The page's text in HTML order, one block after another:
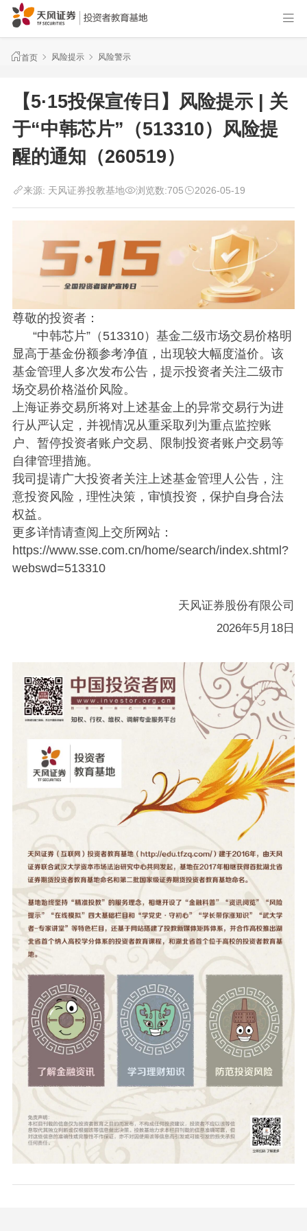
首页 风险提示 风险警示
【5·15投保宣传日】风险提示 | 关
于“中韩芯片”（513310）风险提
醒的通知（260519）
来源: 天风证券投教基地 浏览数:705 2026-05-19
尊敬的投资者：
“中韩芯片”（513310）基金二级市场交易价格明
显高于基金份额参考净值，出现较大幅度溢价。该
基金管理人多次发布公告，提示投资者关注二级市
场交易价格溢价风险。
上海证券交易所将对上述基金上的异常交易行为进
行从严认定，并视情况从重采取列为重点监控账
户、暂停投资者账户交易、限制投资者账户交易等
自律管理措施。
我司提请广大投资者关注上述基金管理人公告，注
意投资风险，理性决策，审慎投资，保护自身合法
权益。
更多详情请查阅上交所网站：
https://www.sse.com.cn/home/search/index.shtml?
webswd=513310
天风证券股份有限公司
2026年5月18 日